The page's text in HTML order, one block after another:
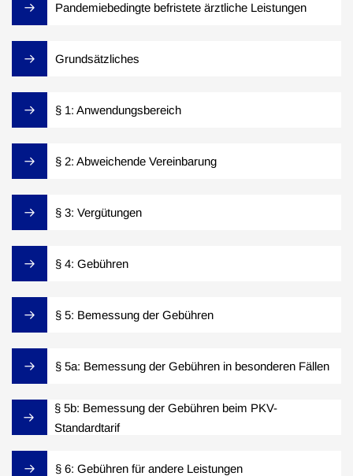
Pandemiebedingte befristete ärztliche Leistungen
Grundsätzliches
§ 1: Anwendungsbereich
§ 2: Abweichende Vereinbarung
§ 3: Vergütungen
§ 4: Gebühren
§ 5: Bemessung der Gebühren
§ 5a: Bemessung der Gebühren in besonderen Fällen
§ 5b: Bemessung der Gebühren beim PKV-
Standardtarif
§ 6: Gebühren für andere Leistungen